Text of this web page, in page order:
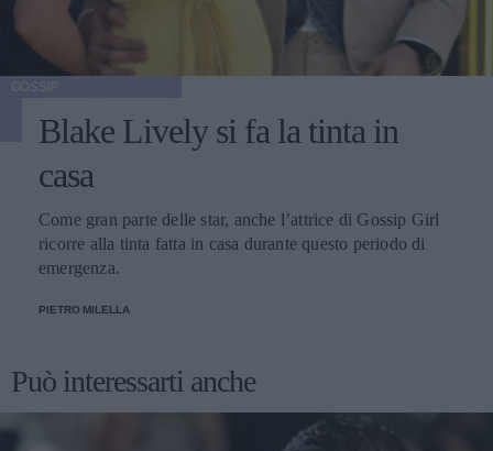
Blake Lively si fa la tinta in
casa
Come gran parte delle star, anche l’attrice di Gossip Girl
ricorre alla tinta fatta in casa durante questo periodo di
emergenza.
PIETRO MILELLA
Può interessarti anche